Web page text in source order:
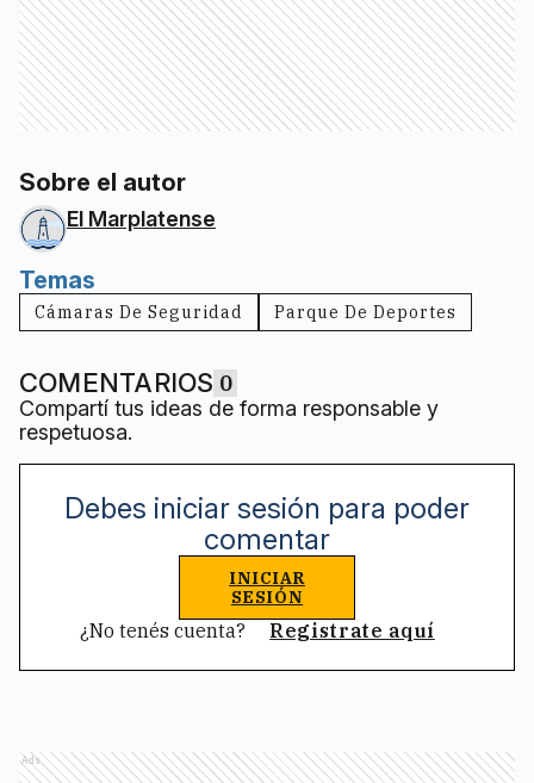
Sobre el autor
El Marplatense
Temas
Cámaras De Seguridad Parque De Deportes
COMENTARIOS 0
Compartí tus ideas de forma responsable y
respetuosa.
Debes iniciar sesión para poder
comentar
INICIAR
SESIÓN
¿No tenés cuenta? Registrate aquí
Ads